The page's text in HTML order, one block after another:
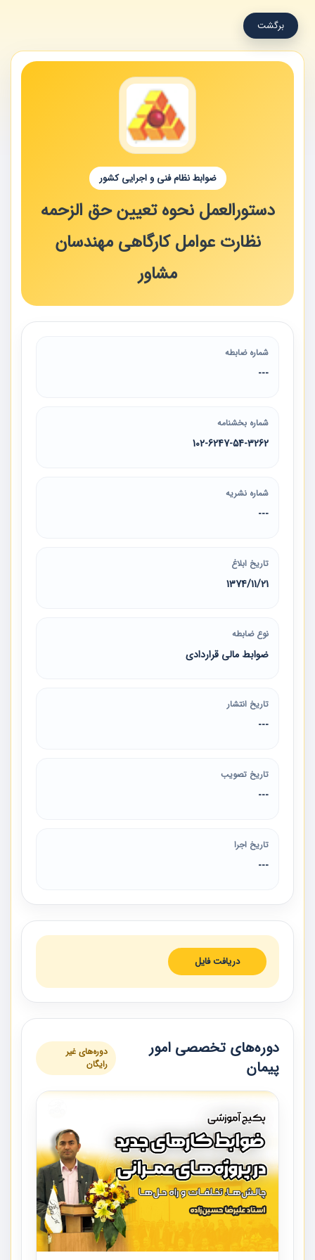
برگشت
ضوابط نظام فنی و اجرایی کشور
دستورالعمل نحوه تعیین حق الزحمه
نظارت عوامل کارگاهی مهندسان
مشاور
شماره ضابطه
---
شماره بخشنامه
102-6247-54-3262
شماره نشریه
---
تاریخ ابلاغ
1374/11/21
نوع ضابطه
ضوابط مالی قراردادی
تاریخ انتشار
---
تاریخ تصویب
---
تاریخ اجرا
---
دریافت فایل
دوره‌های تخصصی امور
پیمان
دوره‌های غیر
رایگان